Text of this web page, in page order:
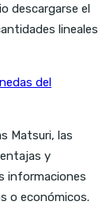
descargarse el
lineales
del
Matsuri, las
y
informaciones
o económicos.